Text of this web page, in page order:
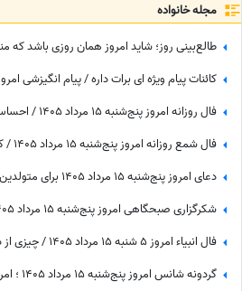
مجله خانواده